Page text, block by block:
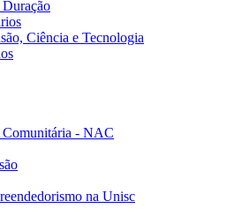
Ciência e Tecnologia
- NAC
na Unisc